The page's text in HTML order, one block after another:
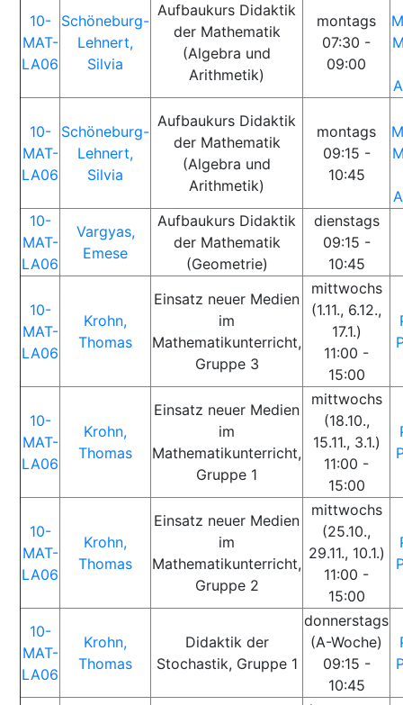
10-
MAT-
LA06
Schöneburg-
Lehnert,
Silvia
Aufbaukurs Didaktik
der Mathematik
(Algebra und
Arithmetik)
montags
07:30 -
09:00
10-
MAT-
LA06
Schöneburg-
Lehnert,
Silvia
Aufbaukurs Didaktik
der Mathematik
(Algebra und
Arithmetik)
montags
09:15 -
10:45
10-
MAT-
LA06
Vargyas,
Emese
Aufbaukurs Didaktik
der Mathematik
(Geometrie)
dienstags
09:15 -
10:45
10-
MAT-
LA06
Krohn,
Thomas
Einsatz neuer Medien
im
Mathematikunterricht,
Gruppe 3
mittwochs
(1.11., 6.12.,
17.1.)
11:00 -
15:00
10-
MAT-
LA06
Krohn,
Thomas
Einsatz neuer Medien
im
Mathematikunterricht,
Gruppe 1
mittwochs
(18.10.,
15.11., 3.1.)
11:00 -
15:00
10-
MAT-
LA06
Krohn,
Thomas
Einsatz neuer Medien
im
Mathematikunterricht,
Gruppe 2
mittwochs
(25.10.,
29.11., 10.1.)
11:00 -
15:00
10-
MAT-
LA06
Krohn,
Thomas
Didaktik der
Stochastik, Gruppe 1
donnerstags
(A-Woche)
09:15 -
10:45